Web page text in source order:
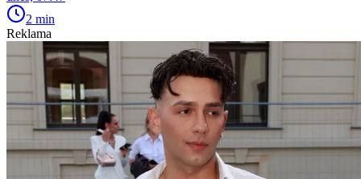
2 min
Reklama